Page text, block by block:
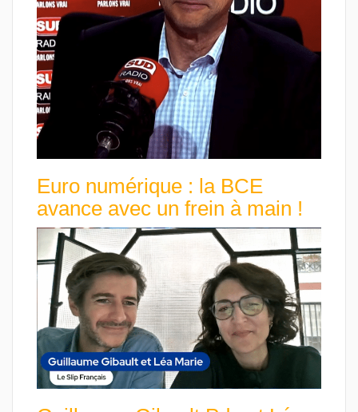
Euro numérique : la BCE
avance avec un frein à main !